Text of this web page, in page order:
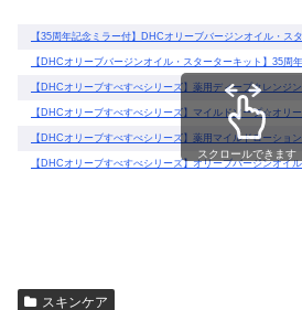
【35周年記念ミラー付】DHCオリーブバージンオイル・ス
【DHCオリーブバージンオイル・スターターキット】35周
【DHCオリーブすべすべシリーズ】薬用ディープクレン
【DHCオリーブすべすべシリーズ】マイルドソープ☆オリ
【DHCオリーブすべすべシリーズ】薬用マイルドローシ
【DHCオリーブすべすべシリーズ】オリーブバージンオイ
スクロールできます
スキンケア